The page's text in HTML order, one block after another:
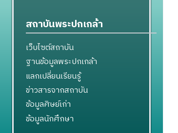
สถาบันพระปกเกล้า
เว็บไซต์สถาบัน
ฐานข้อมูลพระปกเกล้า
แลกเปลี่ยนเรียนรู้
ข่าวสารจากสถาบัน
ข้อมูลศิษย์เก่า
ข้อมูลนักศึกษา